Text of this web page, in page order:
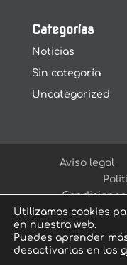
Categorías
Noticias
Sin categoría
Uncategorized
Aviso legal
Utilizamos cookies
en nuestra web.
Puedes aprender
desactivarlas en los